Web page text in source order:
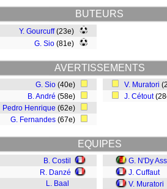
BUTEURS
Y. Gourcuff(23e)
G. Sio (81e)
AVERTISSEMENTS
G. Sio (40e)
B. André (58e)
Pedro Henrique (62e)
G. Fernandes (67e)
V. Muratori
J. Cétout
EQUIPES
B. Costil
R. Danzé
L. Baal
G. N'Dy
J. Cuffaut
V. Muratori